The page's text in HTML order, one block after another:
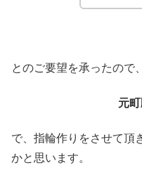
とのご要望を承ったので
元
で、指輪作りをさせて頂
かと思います。